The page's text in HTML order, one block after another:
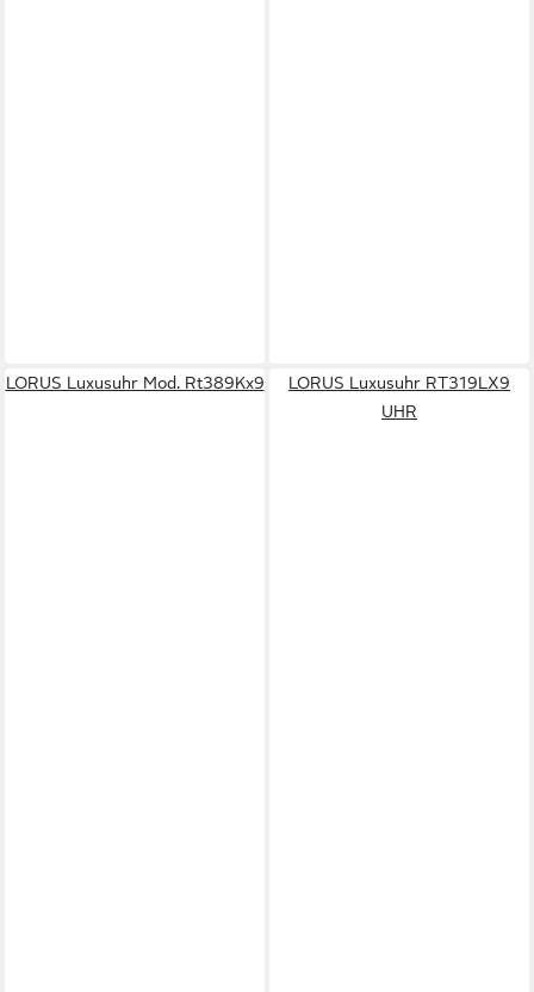
LORUS Luxusuhr Mod. Rt389Kx9
LORUS Luxusuhr RT319LX9
UHR